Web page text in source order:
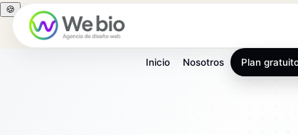
🍪
Inicio Nosotros Plan